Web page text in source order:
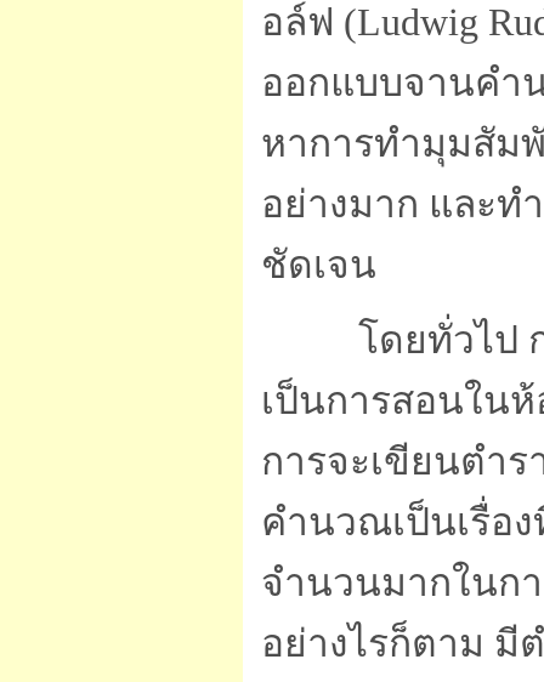
อล์ฟ (Ludwig
ออกแบบจานคำ
หาการทำมุมสัม
อย่างมาก และท
ชัดเจน
โดยทั่วไป
เป็นการสอนใน
การจะเขียนตำ
คำนวณเป็นเรื่อ
จำนวนมากในก
อย่างไรก็ตาม มี